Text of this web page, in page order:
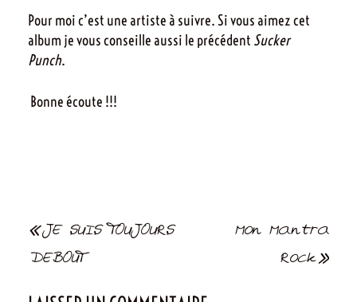
Pour moi c’est une artiste à suivre. Si vous aimez cet
album je vous conseille aussi le précédent Sucker
Punch.
Bonne écoute !!!
Navigation
de
JE SUIS TOUJOURS
DEBOUT
Mon Mantra
Rock